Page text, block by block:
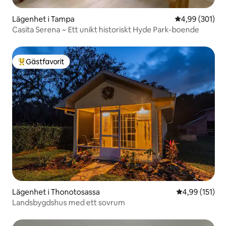
Lägenhet i Tampa 4,99 av 5 i
4,99 (301)
Casita Serena ~ Ett unikt historiskt Hyde Park-boende
Populär gästfavorit
Gästfavorit
Lägenhet i Thonotosassa 4,99 av 5 i
4,99 (151)
Landsbygdshus med ett sovrum